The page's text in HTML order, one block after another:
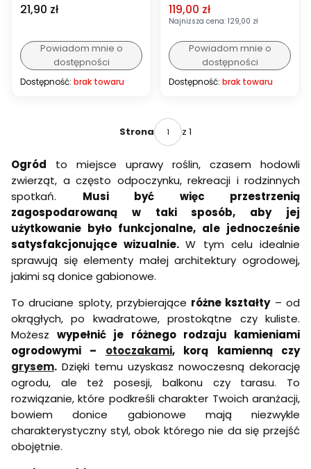
Cena
21,90 zł
Powiadom mnie o
dostępności
Dostępność: brak towaru
Cena promocyjna
119,00 zł
Najniższa cena: 129,00 zł
Powiadom mnie o
dostępności
Dostępność: brak towaru
Strona z 1
Ogród to miejsce uprawy roślin, czasem hodowli
zwierząt, a często odpoczynku, rekreacji i rodzinnych
spotkań. Musi być więc przestrzenią
zagospodarowaną w taki sposób, aby jej
użytkowanie było funkcjonalne, ale jednocześnie
satysfakcjonujące wizualnie.W tym celu idealnie
sprawują się elementy małej architektury ogrodowej,
jakimi są donice gabionowe.
To druciane sploty, przybierające różne kształty– od
okrągłych, po kwadratowe, prostokątne czy kuliste.
Możeszwypełnić je różnego rodzaju kamieniami
ogrodowymi – otoczakami, korą kamienną czy
grysem. Dzięki temu uzyskasz nowoczesną dekorację
ogrodu, ale też posesji, balkonu czy tarasu. To
rozwiązanie, które podkreśli charakter Twoich aranżacji,
bowiem donice gabionowe mają niezwykle
charakterystyczny styl, obok którego nie da się przejść
obojętnie.